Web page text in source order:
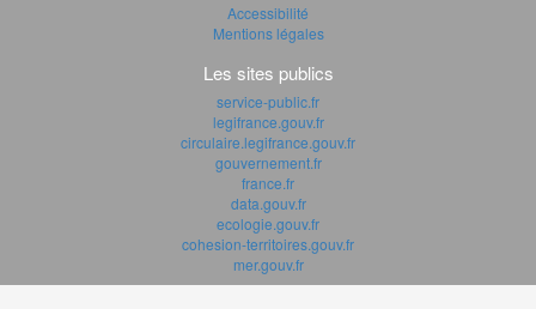
Accessibilité
Mentions légales
Les sites publics
service-public.fr
legifrance.gouv.fr
circulaire.legifrance.gouv.fr
gouvernement.fr
france.fr
data.gouv.fr
ecologie.gouv.fr
cohesion-territoires.gouv.fr
mer.gouv.fr